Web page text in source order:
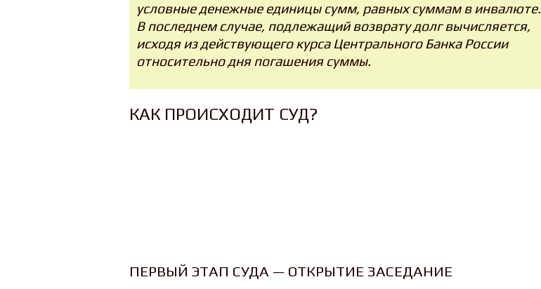
условные денежные единицы сумм, равных суммам в инвалюте.
В последнем случае, подлежащий возврату долг вычисляется,
исходя из действующего курса Центрального Банка России
относительно дня погашения суммы.
КАК ПРОИСХОДИТ СУД?
ПЕРВЫЙ ЭТАП СУДА — ОТКРЫТИЕ ЗАСЕДАНИЕ